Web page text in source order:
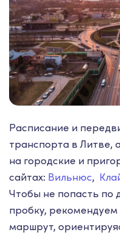
Расписание и
транспорта в Литве,
на городские и
сайтах: Вильнюс,
Чтобы не попасть по
пробку,
маршрут,